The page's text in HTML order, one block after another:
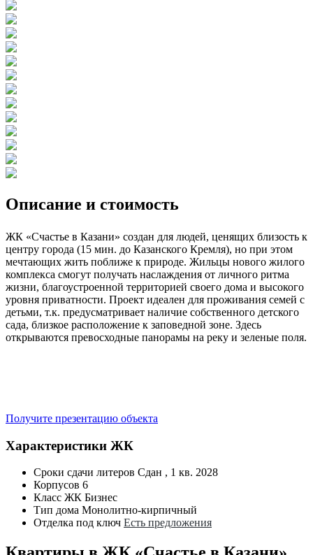
Описание и стоимость
ЖК «Счастье в Казани» создан для людей, ценящих близость к
центру города (15 мин. до Казанского Кремля), но при этом
мечтающих жить поближе к природе. Жильцы нового жилого
комплекса смогут получать наслаждения от личного ритма
жизни, благоустроенной территорией своего дома и высокого
уровня приватности. Проект идеален для проживания семей с
детьми, т.к. предусматривает наличие собственного детского
сада, близкое расположение к заповедной зоне. Здесь
открываются превосходные панорамы на реку и зеленые поля.
Получите презентацию объекта
Характеристики ЖК
Сроки сдачи литеров Сдан , 1 кв. 2028
Корпусов 6
Класс ЖК Бизнес
Тип дома Монолитно-кирпичный
Отделка под ключ Есть предложения